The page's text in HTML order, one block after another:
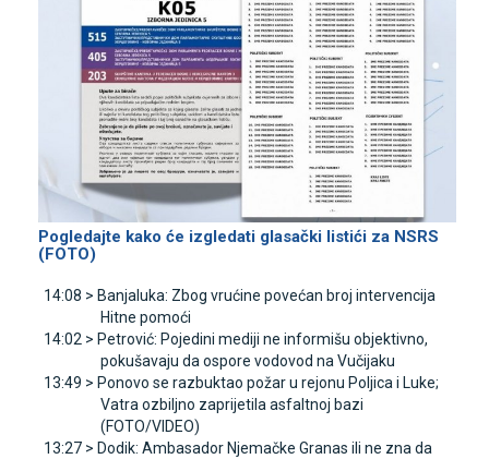
Pogledajte kako će izgledati glasački listići za NSRS
(FOTO)
14:08 > Banjaluka: Zbog vrućine povećan broj intervencija
Hitne pomoći
14:02 > Petrović: Pojedini mediji ne informišu objektivno,
pokušavaju da ospore vodovod na Vučijaku
13:49 > Ponovo se razbuktao požar u rejonu Poljica i Luke;
Vatra ozbiljno zaprijetila asfaltnoj bazi
(FOTO/VIDEO)
13:27 > Dodik: Ambasador Njemačke Granas ili ne zna da